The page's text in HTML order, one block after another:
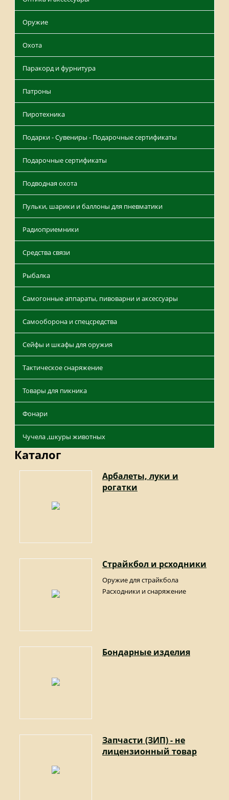
Оружие
Охота
Паракорд и фурнитура
Патроны
Пиротехника
Подарки - Сувениры - Подарочные сертификаты
Подарочные сертификаты
Подводная охота
Пульки, шарики и баллоны для пневматики
Радиоприемники
Средства связи
Рыбалка
Самогонные аппараты, пивоварни и аксессуары
Самооборона и спецсредства
Сейфы и шкафы для оружия
Тактическое снаряжение
Товары для пикника
Фонари
Чучела ,шкуры животных
Каталог
Арбалеты, луки и
рогатки
Страйкбол и рсходники
Оружие для страйкбола
Расходники и снаряжение
Бондарные изделия
Запчасти (ЗИП) - не
лицензионный товар